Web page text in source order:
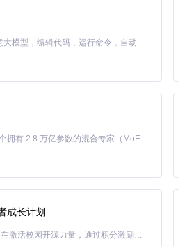
维持在最高加速频率的90%以上
特殊要求——既需要持续性能输出，
系统稳定性提高30%。
不仅伤眼还耗电。G-Helper的屏幕控
感降低40%。
Claude Code 的开源替代方案。连接任意大模型，编辑代码，运行命令，自动验证 — 全自动执行。用 Rust 构建，极致性能。 ｜ An open-source alternative to Claude Code. Connect any LLM, edit code, run commands, and verify changes — autonomously. Built in Rust for speed. Get Started
Kimi K3 是Kimi能力最强的模型：这是一个拥有 2.8 万亿参数的混合专家（MoE）模型，具备原生视觉理解能力，并支持 100 万 token 的上下文窗口。
成长计划
「源启盛夏」暑期校园开发者成长计划旨在激活校园开源力量，通过积分激励、认证扶持、资源倾斜等形式，引导高校组织和开发者完成「入驻 — 建项目 — 做贡献 — 获认证 — 得资源」的完整闭环。无论你是想带领社团入驻平台的组织者，还是希望用代码贡献证明自己的开发者，都能在这里找到属于你的成长路径。